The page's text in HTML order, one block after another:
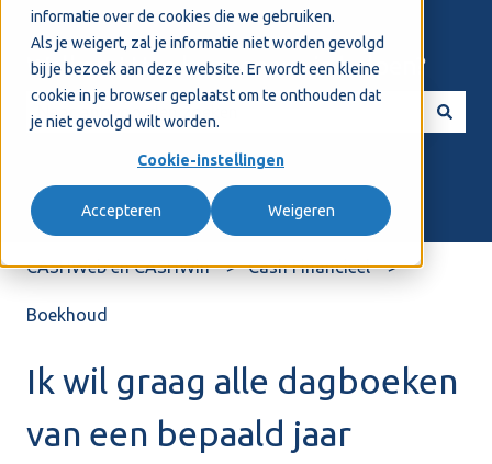
informatie over de cookies die we gebruiken.
Als je weigert, zal je informatie niet worden gevolgd
bij je bezoek aan deze website. Er wordt een kleine
cookie in je browser geplaatst om te onthouden dat
je niet gevolgd wilt worden.
Cookie-instellingen
Accepteren Weigeren
Welkom! Hoe kunnen we je helpen?
CASHWeb en CASHWin Cash Financieel
Boekhoud
Ik wil graag alle dagboeken
van een bepaald jaar